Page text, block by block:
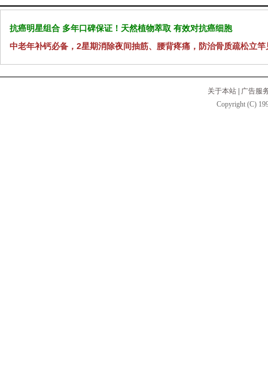
抗癌明星组合 多年口碑保证！天然植物萃取 有效对抗癌细胞
中老年补钙必备，2星期消除夜间抽筋、腰背疼痛，防治骨质疏松立竿
关于本站
广告服
Copyright (C)